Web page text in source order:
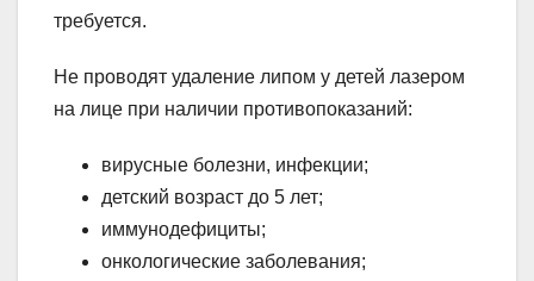
требуется.
Не проводят удаление липом у детей лазером
на лице при наличии противопоказаний:
вирусные болезни, инфекции;
детский возраст до 5 лет;
иммунодефициты;
онкологические заболевания;